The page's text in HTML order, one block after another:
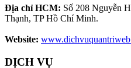
Địa chỉ HCM: Số 208 Nguyễn
Thạnh, TP Hồ Chí Minh.
Website:
DỊCH VỤ